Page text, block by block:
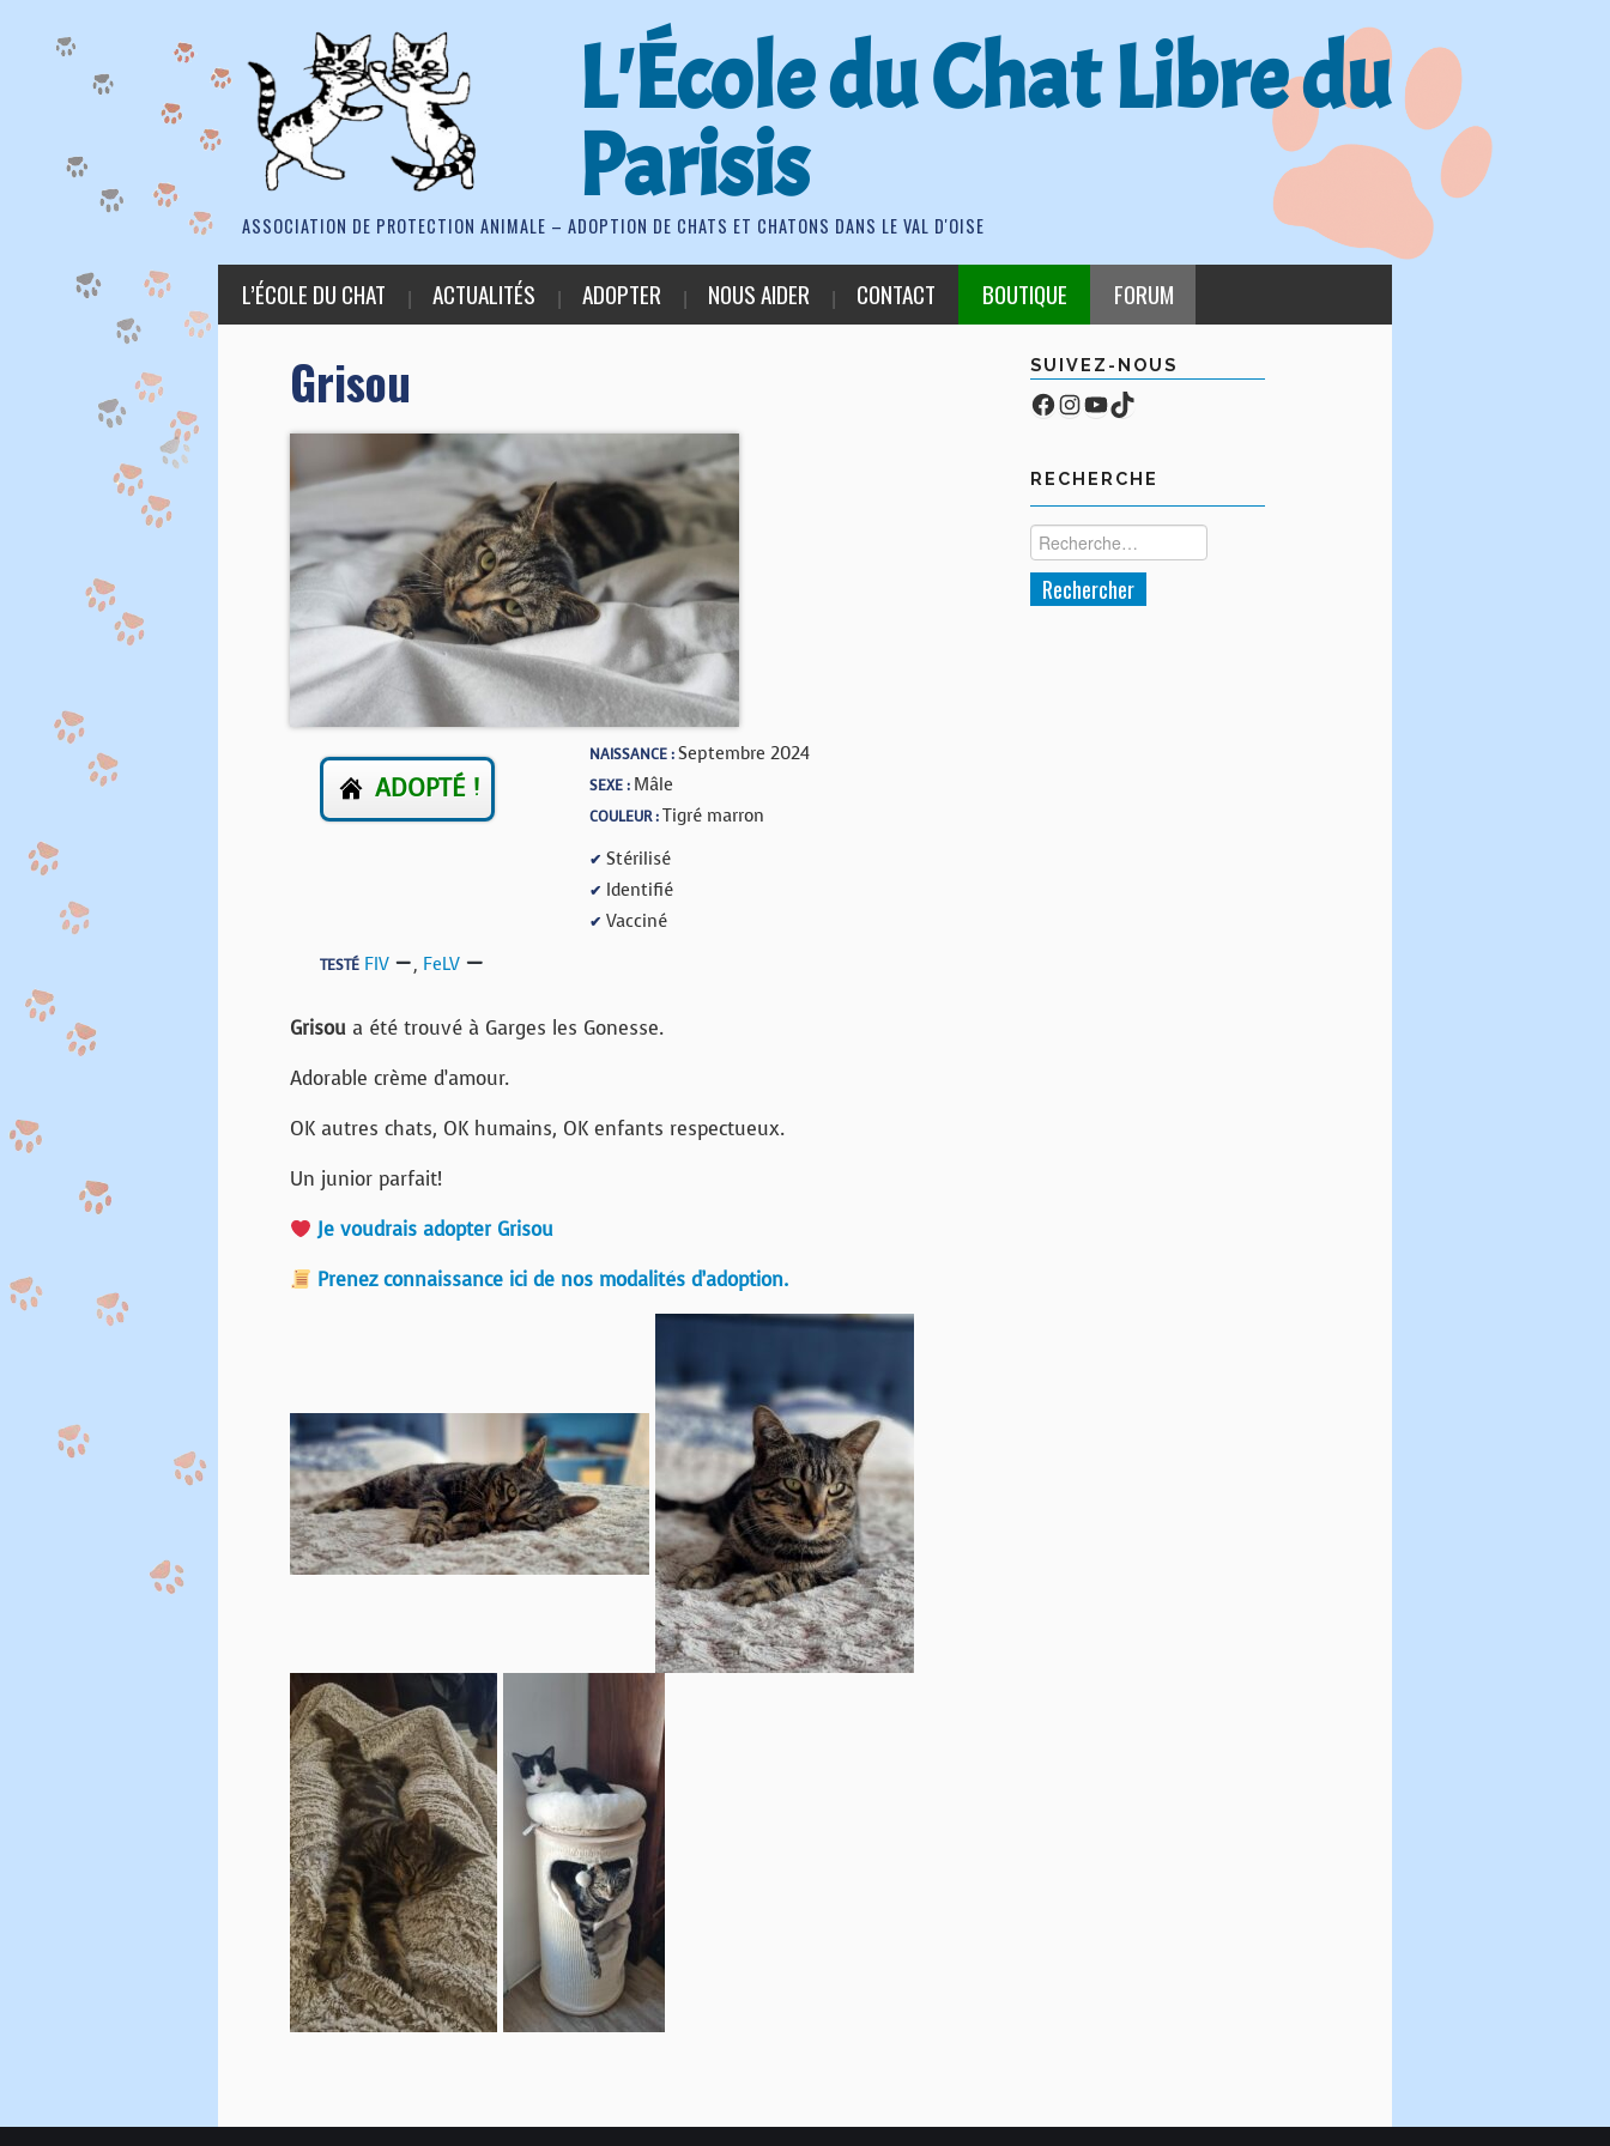
L'École du Chat Libre du
Parisis
ASSOCIATION DE PROTECTION ANIMALE – ADOPTION DE CHATS ET CHATONS DANS LE VAL D'OISE
L’ÉCOLE DU CHAT ACTUALITÉS ADOPTER NOUS AIDER CONTACT BOUTIQUE FORUM
Grisou
ADOPTÉ !
NAISSANCE :Septembre 2024
SEXE : Mâle
COULEUR :Tigré marron
✔ Stérilisé
✔ Identifié
✔ Vacciné
TESTÉ FIV , FeLV
Grisou a été trouvé à Garges les Gonesse.
Adorable crème d’amour.
OK autres chats, OK humains, OK enfants respectueux.
Un junior parfait!
Je voudrais adopter Grisou
Prenez connaissance ici de nos modalités d’adoption.
SUIVEZ-NOUS
Facebook
Compte Instagram
YouTube
TikTok
RECHERCHE